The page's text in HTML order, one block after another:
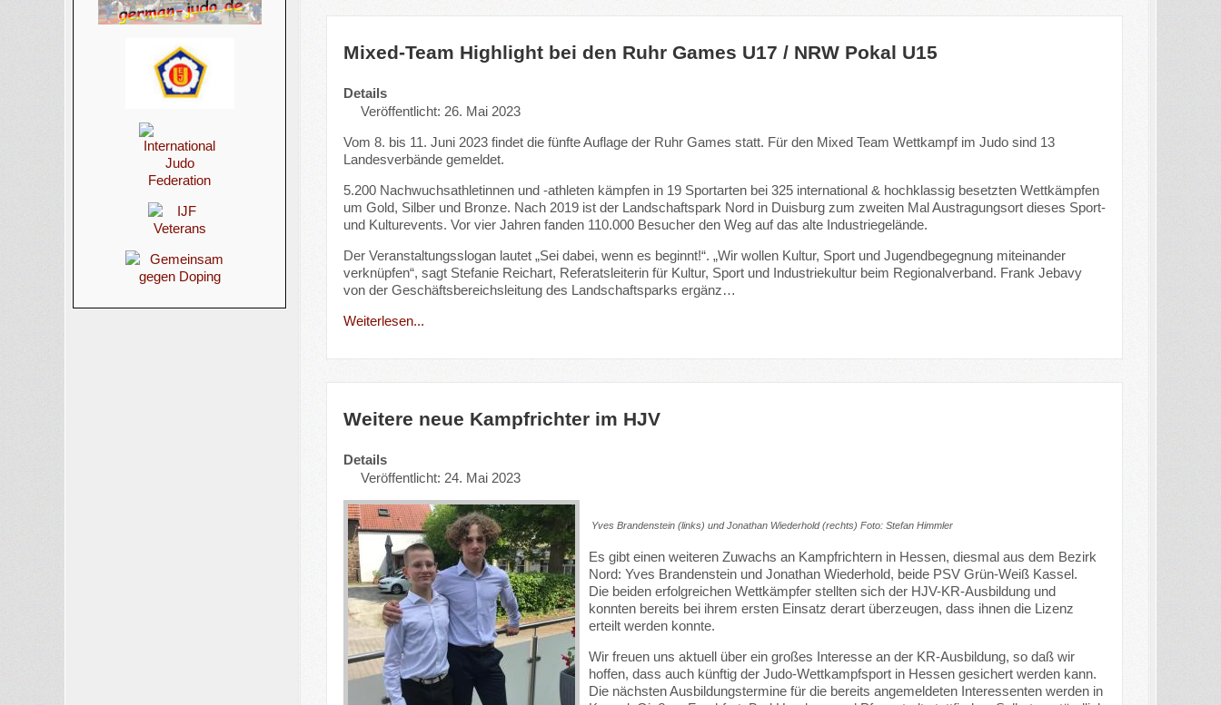
Mixed-Team Highlight bei den Ruhr Games U17 / NRW Pokal U15
Details
Veröffentlicht: 26. Mai 2023
Vom 8. bis 11. Juni 2023 findet die fünfte Auflage der Ruhr Games statt. Für den Mixed Team Wettkampf im Judo sind 13
Landesverbände gemeldet.
5.200 Nachwuchsathletinnen und -athleten kämpfen in 19 Sportarten bei 325 international & hochklassig besetzten Wettkämpfen
um Gold, Silber und Bronze. Nach 2019 ist der Landschaftspark Nord in Duisburg zum zweiten Mal Austragungsort dieses Sport-
und Kulturevents. Vor vier Jahren fanden 110.000 Besucher den Weg auf das alte Industriegelände.
Der Veranstaltungsslogan lautet „Sei dabei, wenn es beginnt!“. „Wir wollen Kultur, Sport und Jugendbegegnung miteinander
verknüpfen“, sagt Stefanie Reichart, Referatsleiterin für Kultur, Sport und Industriekultur beim Regionalverband. Frank Jebavy
von der Geschäftsbereichsleitung des Landschaftsparks ergänz…
Weiterlesen...
Weitere neue Kampfrichter im HJV
Details
Veröffentlicht: 24. Mai 2023
Yves Brandenstein (links) und Jonathan Wiederhold (rechts) Foto: Stefan Himmler
Es gibt einen weiteren Zuwachs an Kampfrichtern in Hessen, diesmal aus dem Bezirk
Nord: Yves Brandenstein und Jonathan Wiederhold, beide PSV Grün-Weiß Kassel.
Die beiden erfolgreichen Wettkämpfer stellten sich der HJV-KR-Ausbildung und
konnten bereits bei ihrem ersten Einsatz derart überzeugen, dass ihnen die Lizenz
erteilt werden konnte.
Wir freuen uns aktuell über ein großes Interesse an der KR-Ausbildung, so daß wir
hoffen, dass auch künftig der Judo-Wettkampfsport in Hessen gesichert werden kann.
Die nächsten Ausbildungstermine für die bereits angemeldeten Interessenten werden in